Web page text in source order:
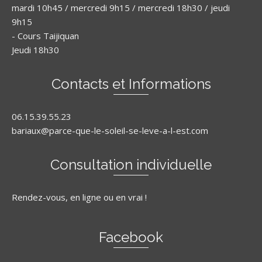
mardi 10h45 / mercredi 9h15 / mercredi 18h30 / jeudi
9h15
- Cours Taijiquan
Jeudi 18h30
Contacts et Informations
06.15.39.55.23
bariaux@parce-que-le-soleil-se-leve-a-l-est.com
Consultation individuelle
Rendez-vous, en ligne ou en vrai !
Facebook